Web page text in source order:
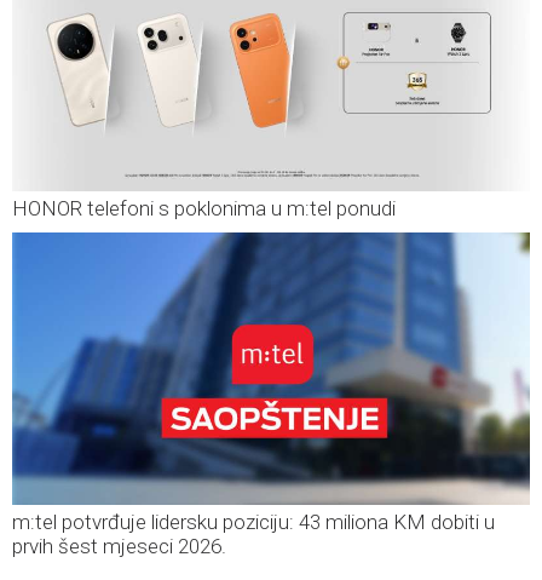
HONOR telefoni s poklonima u m:tel ponudi
m:tel potvrđuje lidersku poziciju: 43 miliona KM dobiti u
prvih šest mjeseci 2026.